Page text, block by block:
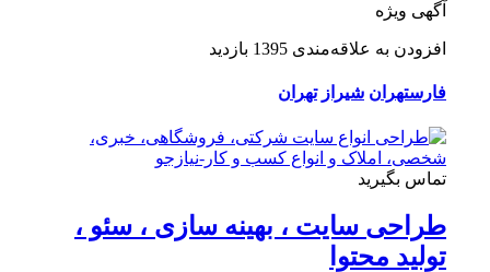
آگهی ویژه
افزودن به علاقه‌مندی 1395 بازدید
فارستهران شیراز تهران
تماس بگیرید
طراحی سایت ، بهینه سازی ، سئو ،
تولید محتوا